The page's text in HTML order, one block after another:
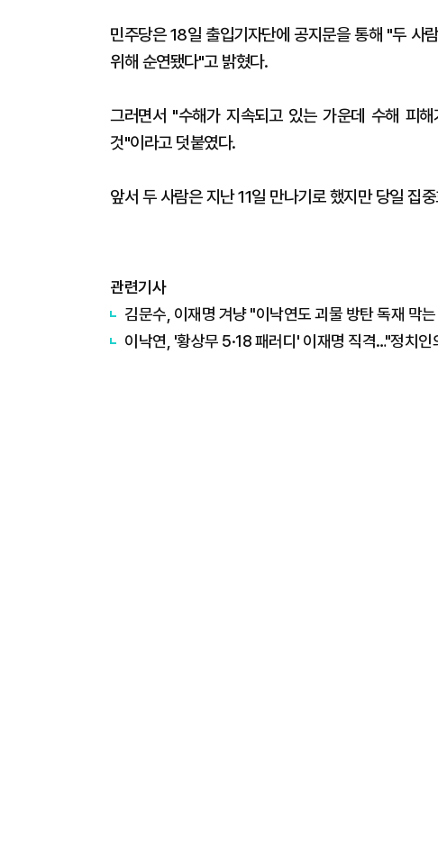
민주당은 18일 출입기자단에 공지문을 통해 "두 사
위해 순연됐다"고 밝혔다.
그러면서 "수해가 지속되고 있는 가운데 수해 피
것"이라고 덧붙였다.
앞서 두 사람은 지난 11일 만나기로 했지만 당일 집
관련기사
김문수, 이재명 겨냥 "이낙연도 괴물 방탄 독재 막
이낙연, '황상무 5·18 패러디' 이재명 직격…"정치인